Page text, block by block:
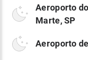
Aeroporto
Marte, SP
Aeroporto